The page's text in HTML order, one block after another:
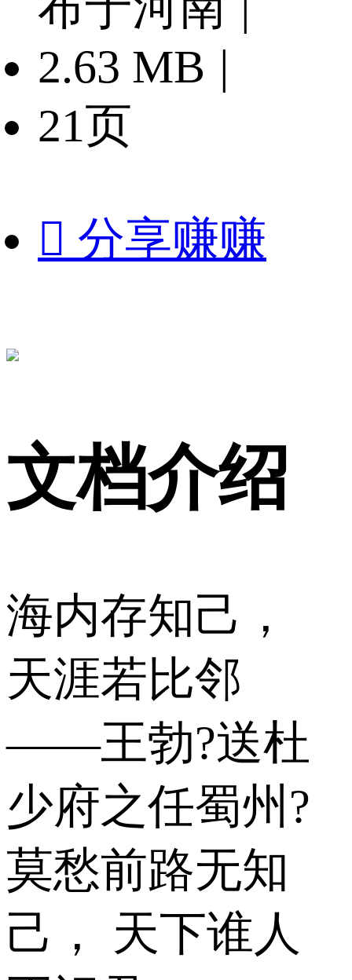
2.63 MB |
21页
 分享赚赚
文档介绍
海内存知己，
天涯若比邻
——王勃?送杜
少府之任蜀州?
莫愁前路无知
己， 天下谁人